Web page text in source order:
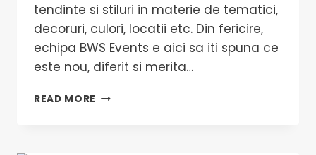
tendinte si stiluri in materie de tematici,
decoruri, culori, locatii etc. Din fericire,
echipa BWS Events e aici sa iti spuna ce
este nou, diferit si merita…
READ MORE